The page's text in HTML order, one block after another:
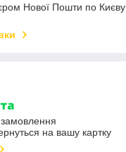
Нової Пошти по Києву
на вашу картку